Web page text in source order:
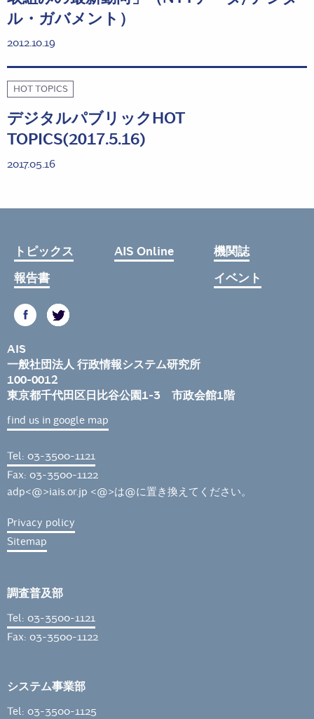
ル・ガバメント）
2012.10.19
HOT TOPICS
デジタルパブリックHOT
TOPICS(2017.5.16)
2017.05.16
トピックス AIS Online
機関誌
報告書
イベント
AIS
一般社団法人 行政情報システム研究所
100-0012
東京都千代田区日比谷公園1-3 市政会館1階
find us in google map
Tel: 03-3500-1121
Fax: 03-3500-1122
adp<@>iais.or.jp <@>は@に置き換えてください。
Privacy policy
Sitemap
調査普及部
Tel: 03-3500-1121
Fax: 03-3500-1122
システム事業部
Tel: 03-3500-1125